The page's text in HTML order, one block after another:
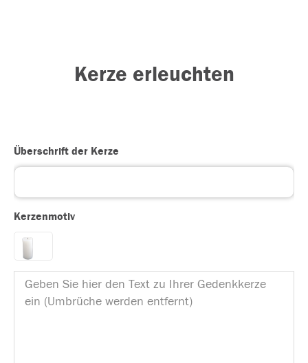
Kerze erleuchten
Überschrift der Kerze
Kerzenmotiv